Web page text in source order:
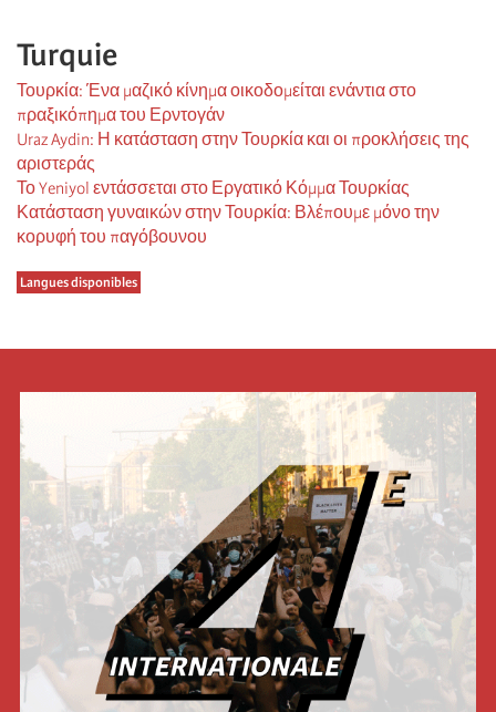
Turquie
Τουρκία: Ένα μαζικό κίνημα οικοδομείται ενάντια στο
πραξικόπημα του Ερντογάν
Uraz Aydin: Η κατάσταση στην Τουρκία και οι προκλήσεις της
αριστεράς
Το Yeniyol εντάσσεται στο Εργατικό Κόμμα Τουρκίας
Κατάσταση γυναικών στην Τουρκία: Βλέπουμε μόνο την
κορυφή του παγόβουνου
Langues disponibles